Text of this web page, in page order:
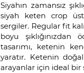
Siyahın zamansız
siyah keten crop
sergiler. Regular fit
boyu
tasarımı, ketenin
yaratır. Ketenin
arayanlar için ideal bir